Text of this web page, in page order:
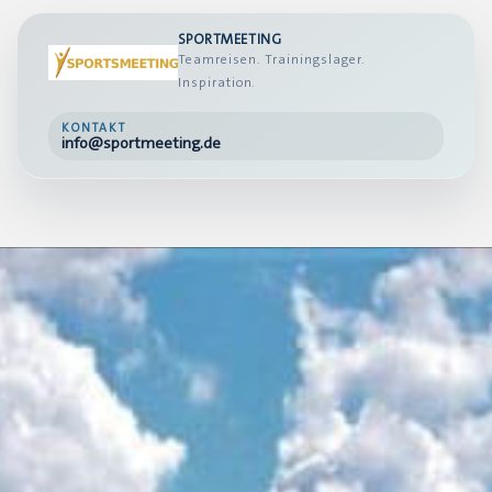
SPORTMEETING
Teamreisen. Trainingslager.
Inspiration.
KONTAKT
info@sportmeeting.de